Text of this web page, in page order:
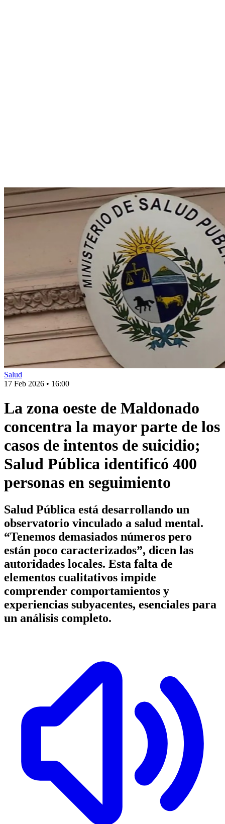
Salud
17 Feb 2026 • 16:00
La zona oeste de Maldonado
concentra la mayor parte de los
casos de intentos de suicidio;
Salud Pública identificó 400
personas en seguimiento
Salud Pública está desarrollando un
observatorio vinculado a salud mental.
“Tenemos demasiados números pero
están poco caracterizados”, dicen las
autoridades locales. Esta falta de
elementos cualitativos impide
comprender comportamientos y
experiencias subyacentes, esenciales para
un análisis completo.